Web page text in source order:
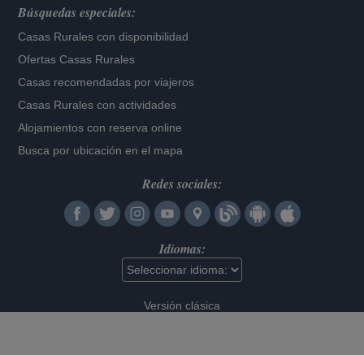
Búsquedas especiales:
Casas Rurales con disponibilidad
Ofertas Casas Rurales
Casas recomendadas por viajeros
Casas Rurales con actividades
Alojamientos con reserva online
Busca por ubicación en el mapa
Redes sociales:
Idiomas:
Versión clásica